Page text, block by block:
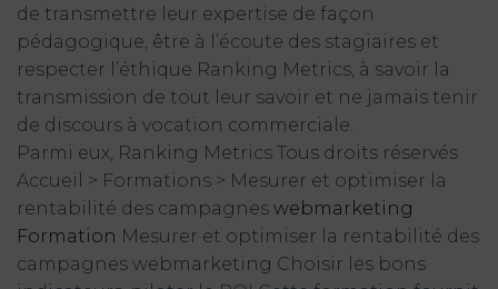
de transmettre leur expertise de façon
pédagogique, être à l’écoute des stagiaires et
respecter l’éthique Ranking Metrics, à savoir la
transmission de tout leur savoir et ne jamais tenir
de discours à vocation commerciale.
Parmi eux, Ranking Metrics Tous droits réservés
Accueil > Formations > Mesurer et optimiser la
rentabilité des campagnes webmarketing
Formation Mesurer et optimiser la rentabilité des
campagnes webmarketing Choisir les bons